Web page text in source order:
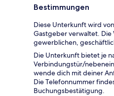
Bestimmungen
Diese Unterkunft wird
Gastgeber verwaltet.
gewerblichen,
Die Unterkunft bietet je
Verbindungstür/
wende dich mit deiner
Die Telefonnummer
Buchungsbestätigung.